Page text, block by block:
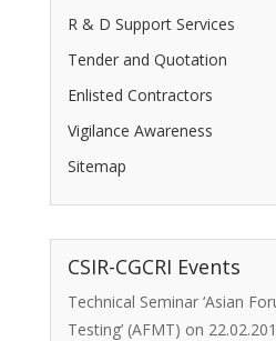
R & D Support Services
Tender and Quotation
Enlisted Contractors
Vigilance Awareness
Sitemap
CSIR-CGCRI Events
Technical Seminar ‘Asian
Testing’ (AFMT) on